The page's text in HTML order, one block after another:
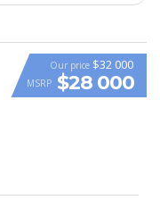
Our price $32 000
MSRP $28 000